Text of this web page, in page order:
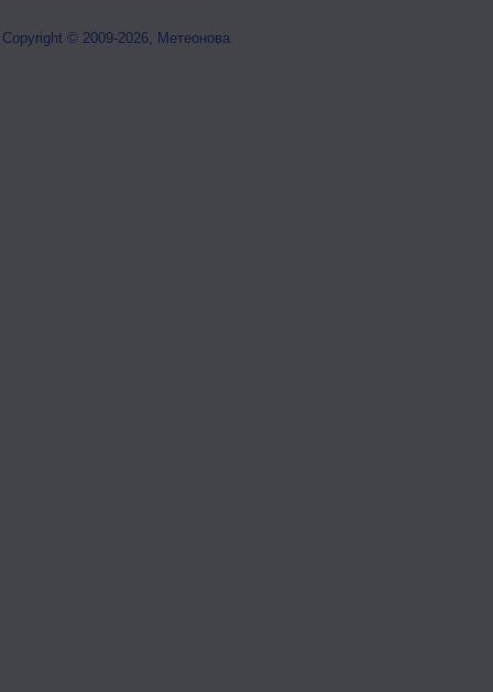
Copyright © 2009-2026, Метеонова